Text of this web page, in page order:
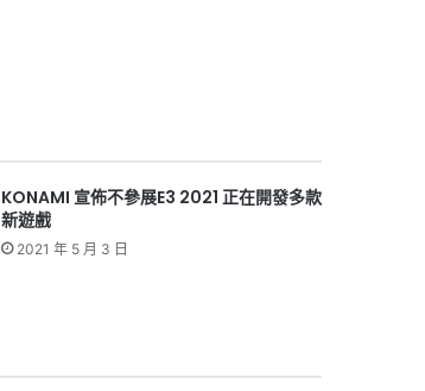
KONAMI 宣佈不參展E3 2021 正在開發多款
新遊戲
2021 年 5 月 3 日